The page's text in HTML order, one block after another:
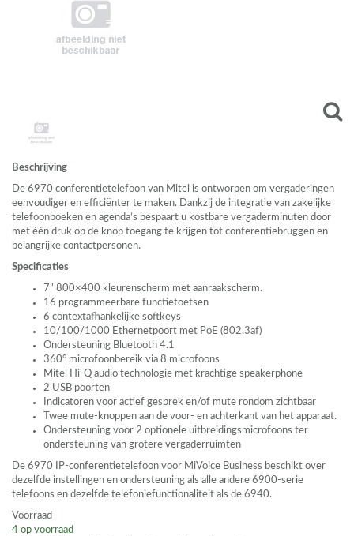
Beschrijving
De 6970 conferentietelefoon van Mitel is ontworpen om vergaderingen
eenvoudiger en efficiënter te maken. Dankzij de integratie van zakelijke
telefoonboeken en agenda’s bespaart u kostbare vergaderminuten door
met één druk op de knop toegang te krijgen tot conferentiebruggen en
belangrijke contactpersonen.
Specificaties
7” 800×400 kleurenscherm met aanraakscherm.
16 programmeerbare functietoetsen
6 contextafhankelijke softkeys
10/100/1000 Ethernetpoort met PoE (802.3af)
Ondersteuning Bluetooth 4.1
360° microfoonbereik via 8 microfoons
Mitel Hi-Q audio technologie met krachtige speakerphone
2 USB poorten
Indicatoren voor actief gesprek en/of mute rondom zichtbaar
Twee mute-knoppen aan de voor- en achterkant van het apparaat.
Ondersteuning voor 2 optionele uitbreidingsmicrofoons ter
ondersteuning van grotere vergaderruimten
De 6970 IP-conferentietelefoon voor MiVoice Business beschikt over
dezelfde instellingen en ondersteuning als alle andere 6900-serie
telefoons en dezelfde telefoniefunctionaliteit als de 6940.
Voorraad
4 op voorraad